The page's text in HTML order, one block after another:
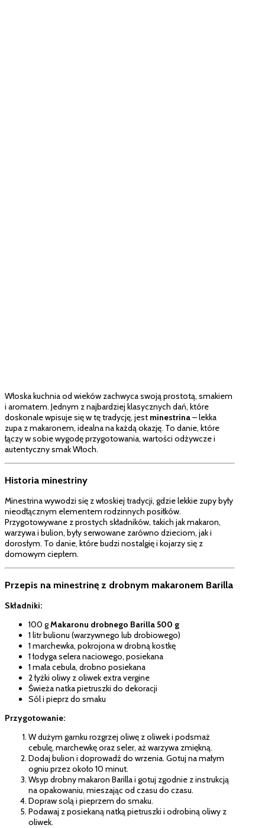
Włoska kuchnia od wieków zachwyca swoją prostotą, smakiem
i aromatem. Jednym z najbardziej klasycznych dań, które
doskonale wpisuje się w tę tradycję, jest minestrina– lekka
zupa z makaronem, idealna na każdą okazję. To danie, które
łączy w sobie wygodę przygotowania, wartości odżywcze i
autentyczny smak Włoch.
Historia minestriny
Minestrina wywodzi się z włoskiej tradycji, gdzie lekkie zupy były
nieodłącznym elementem rodzinnych posiłków.
Przygotowywane z prostych składników, takich jak makaron,
warzywa i bulion, były serwowane zarówno dzieciom, jak i
dorosłym. To danie, które budzi nostalgię i kojarzy się z
domowym ciepłem.
Przepis na minestrinę z drobnym makaronem Barilla
Składniki:
100 gMakaronu drobnego Barilla 500 g
1 litr bulionu (warzywnego lub drobiowego)
1 marchewka, pokrojona w drobną kostkę
1 łodyga selera naciowego, posiekana
1 mała cebula, drobno posiekana
2 łyżki oliwy z oliwek extra vergine
Świeża natka pietruszki do dekoracji
Sól i pieprz do smaku
Przygotowanie:
W dużym garnku rozgrzej oliwę z oliwek i podsmaż
cebulę, marchewkę oraz seler, aż warzywa zmiękną.
Dodaj bulion i doprowadź do wrzenia. Gotuj na małym
ogniu przez około 10 minut.
Wsyp drobny makaron Barilla i gotuj zgodnie z instrukcją
na opakowaniu, mieszając od czasu do czasu.
Dopraw solą i pieprzem do smaku.
Podawaj z posiekaną natką pietruszki i odrobiną oliwy z
oliwek.